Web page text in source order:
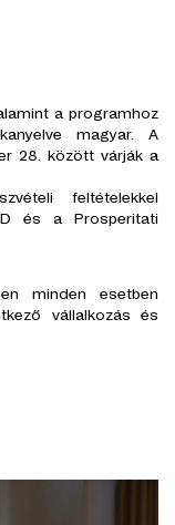
a programhoz
magyar. A
28. között várják a
feltételekkel
és a Prosperitati
minden esetben
vállalkozás és